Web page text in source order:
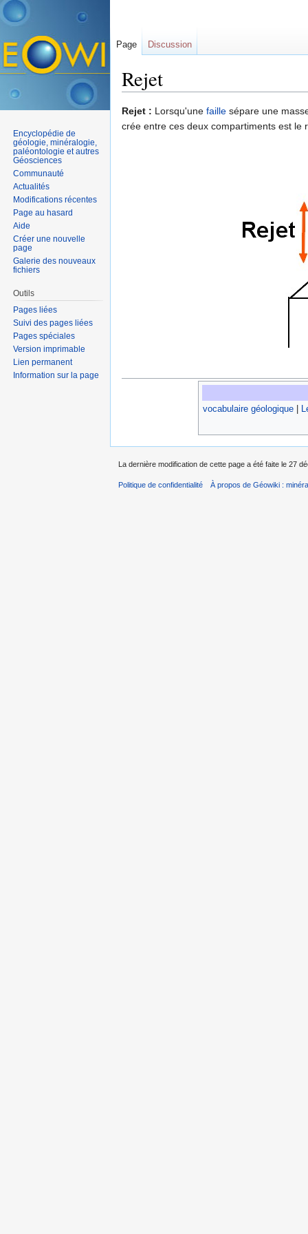
Rejet
Rejet : Lorsqu'une faille sépare une
crée entre ces deux compartiments est le
vocabulaire géologique
Page Discussion
Encyclopédie de
géologie, minéralogie,
paléontologie et autres
Géosciences
Communauté
Actualités
Modifications récentes
Page au hasard
Aide
Créer une nouvelle
page
Galerie des nouveaux
fichiers
Outils
Pages liées
Suivi des pages liées
Pages spéciales
Version imprimable
Lien permanent
Information sur la page
La dernière modification de cette page a été faite le 27
Politique de confidentialité À propos de Géowiki :